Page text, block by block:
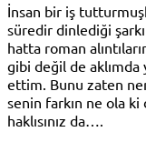
İnsan bir iş
süredir dinlediği
hatta roman
gibi değil de
ettim. Bunu zaten
senin farkın ne ola
haklısınız da….